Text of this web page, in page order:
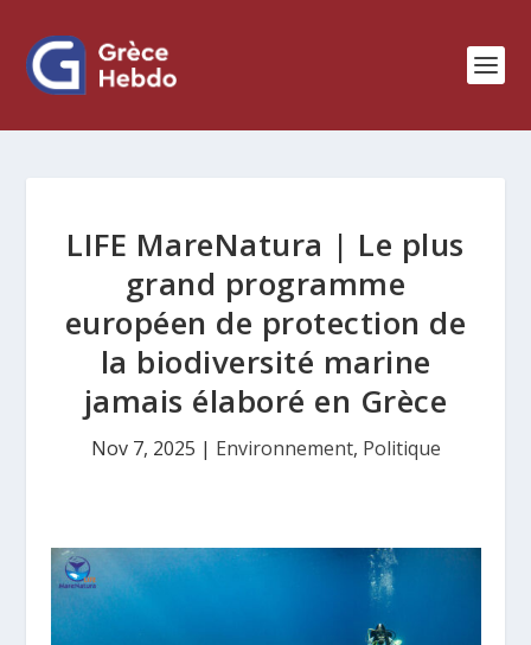
LIFE MareNatura | Le plus
grand programme
européen de protection de
la biodiversité marine
jamais élaboré en Grèce
Nov 7, 2025 | Environnement, Politique